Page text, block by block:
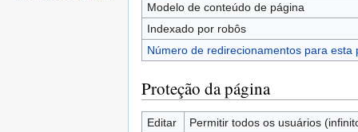
Modelo de conteúdo de página
Indexado por robôs
Número de redirecionamentos para esta
Proteção da página
Editar
Permitir todos os usuários